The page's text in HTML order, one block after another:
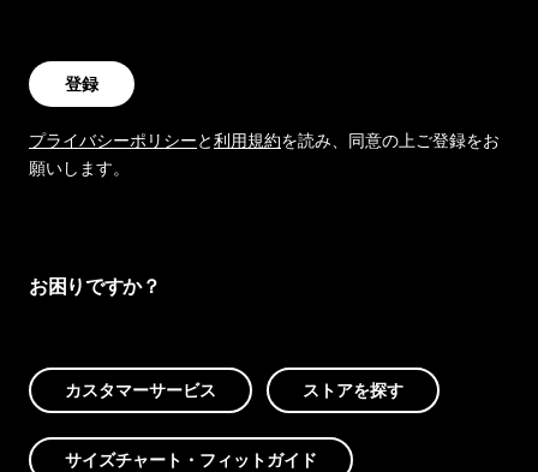
登録
プライバシーポリシーと利用規約を読み、同意の上ご登録をお
願いします。
お困りですか？
カスタマーサービス ストアを探す
サイズチャート・フィットガイド